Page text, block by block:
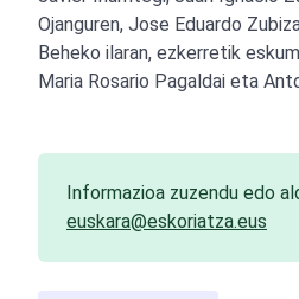
Ojanguren, Jose Eduardo
Beheko ilaran, ezkerretik
Maria Rosario Pagaldai eta
Informazioa zuzendu edo
euskara@eskoriatza.eus